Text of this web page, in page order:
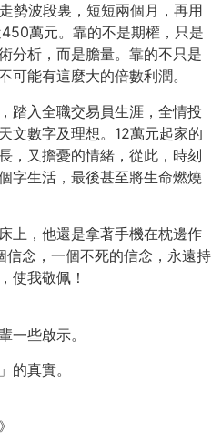
勢波段裏，短短兩個月，再用
萬元。靠的不是期權，只是
分析，而是膽量。靠的不只是
可能有這麼大的倍數利潤。
踏入全職交易員生涯，全情投
文數字及理想。12萬元起家的
，又擔憂的情緒，從此，時刻
字生活，最後甚至將生命燃燒
上，他還是拿著手機在枕邊作
念，一個不死的信念，永遠持
使我敬佩！
一些啟示。
的真實。